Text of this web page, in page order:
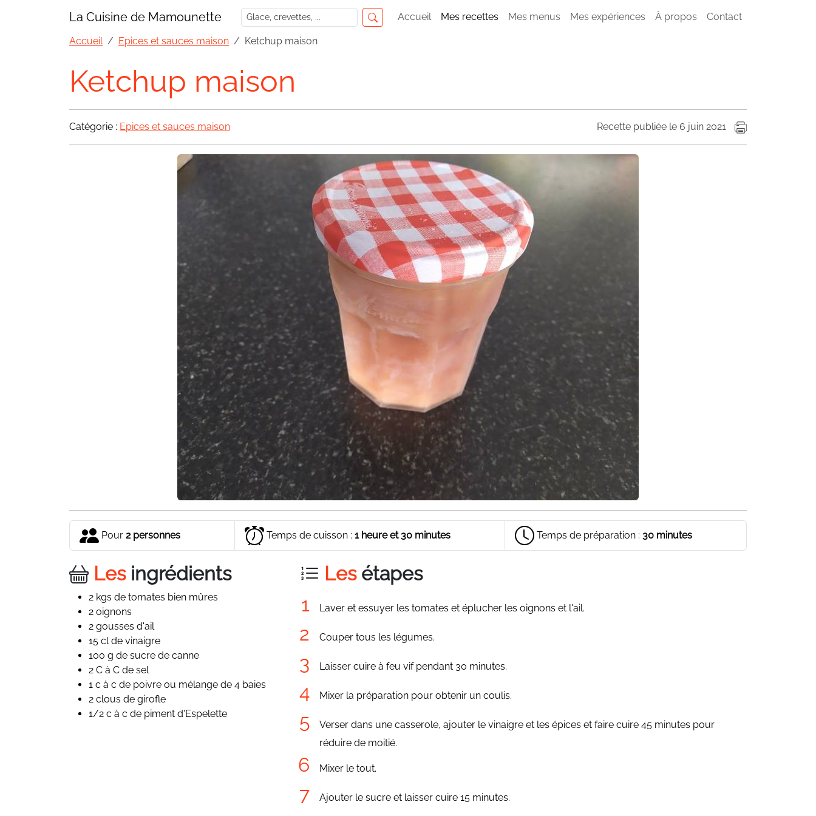
La Cuisine de Mamounette Accueil Mes recettes Mes menus Mes expériences À propos Contact
Accueil Epices et sauces maison Ketchup maison
Ketchup maison
Catégorie : Epices et sauces maison Recette publiée le 6 juin 2021
Pour 2 personnes Temps de cuisson : 1 heure et 30 minutes Temps de préparation : 30 minutes
Lesingrédients
2 kgs de tomates bien mûres
2 oignons
2 gousses d'ail
15 cl de vinaigre
100 g de sucre de canne
2 C à C de sel
1 c à c de poivre ou mélange de 4 baies
2 clous de girofle
1/2 c à c de piment d'Espelette
Lesétapes
Laver et essuyer les tomates et éplucher les oignons et l'ail.
Couper tous les légumes.
Laisser cuire à feu vif pendant 30 minutes.
Mixer la préparation pour obtenir un coulis.
Verser dans une casserole, ajouter le vinaigre et les épices et faire cuire 45 minutes pour
réduire de moitié.
Mixer le tout.
Ajouter le sucre et laisser cuire 15 minutes.